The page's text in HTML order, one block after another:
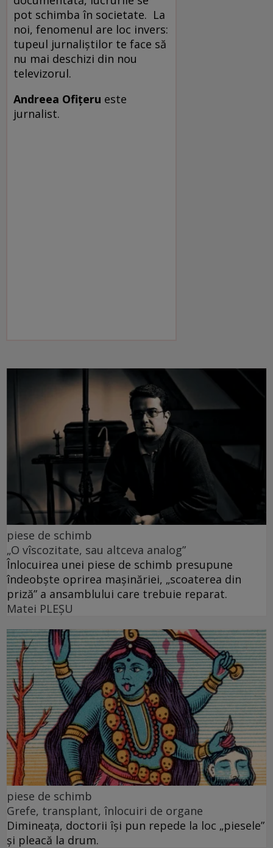
pot schimba în societate. La
noi, fenomenul are loc invers:
tupeul jurnaliștilor te face să
nu mai deschizi din nou
televizorul.
Andreea Ofițeru este
jurnalist.
piese de schimb
„O vîscozitate, sau altceva analog”
Înlocuirea unei piese de schimb presupune
îndeobște oprirea mașinăriei, „scoaterea din
priză” a ansamblului care trebuie reparat.
Matei PLEŞU
piese de schimb
Grefe, transplant, înlocuiri de organe
Dimineața, doctorii își pun repede la loc „piesele”
și pleacă la drum.